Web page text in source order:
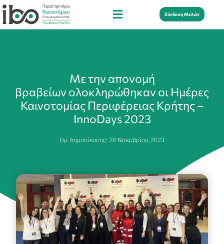
Σύνδεση Μελών
Με την απονομή
βραβείων ολοκληρώθηκαν οι Ημέρες
Καινοτομίας Περιφέρειας Κρήτης –
InnoDays 2023
Ημ. δημοσίευσης: 28 Νοεμβρίου, 2023